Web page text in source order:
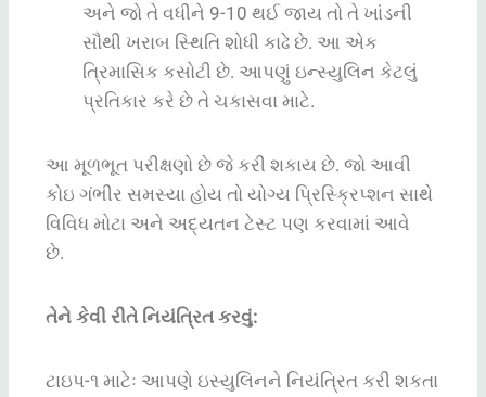
અને જો તે વધીને 9-10 થઈ જાય તો તે ખાંડની
સૌથી ખરાબ સ્થિતિ શોધી કાઢે છે. આ એક
ત્રિમાસિક કસોટી છે. આપણું ઇન્સ્યુલિન કેટલું
પ્રતિકાર કરે છે તે ચકાસવા માટે.
આ મૂળભૂત પરીક્ષણો છે જે કરી શકાય છે. જો આવી
કોઇ ગંભીર સમસ્યા હોય તો યોગ્ય પ્રિસ્ક્રિપ્શન સાથે
વિવિધ મોટા અને અદ્યતન ટેસ્ટ પણ કરવામાં આવે
છે.
તેને કેવી રીતે નિયંત્રિત કરવું:
ટાઇપ-૧ માટેઃ આપણે ઇસ્યુલિનને નિયંત્રિત કરી શકતા